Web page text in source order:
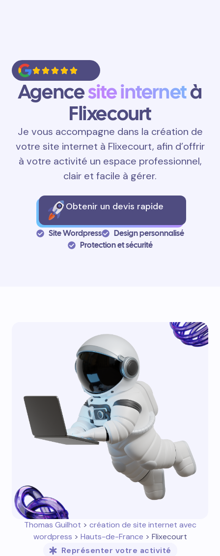
Agencesite internetà
Flixecourt
Je vous accompagne dans la création de
votre site internet à Flixecourt, afin d’offrir
à votre activité un espace professionnel,
clair et facile à gérer.
Obtenir un devis rapide
Site Wordpress
Design personnalisé
Protection et sécurité
Thomas Guilhot > création de site internet avec
wordpress > Hauts-de-France > Flixecourt
Représenter votre activité